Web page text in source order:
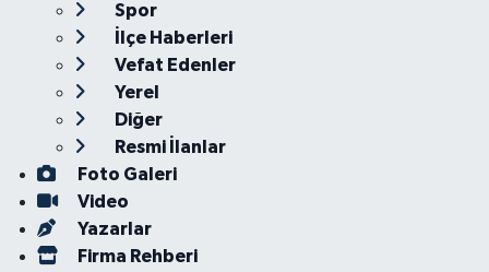
Spor
İlçe Haberleri
Vefat Edenler
Yerel
Diğer
Resmi İlanlar
Foto Galeri
Video
Yazarlar
Firma Rehberi